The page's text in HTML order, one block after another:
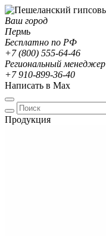
Ваш город
Пермь
Бесплатно по РФ
+7 (800) 555-64-46
Региональный менеджер
+7 910-899-36-40
Написать в Max
Продукция